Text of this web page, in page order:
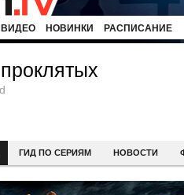
ВИДЕО НОВИНКИ РАСПИСАНИЕ
ГИД ПО СЕРИЯМ НОВОСТИ